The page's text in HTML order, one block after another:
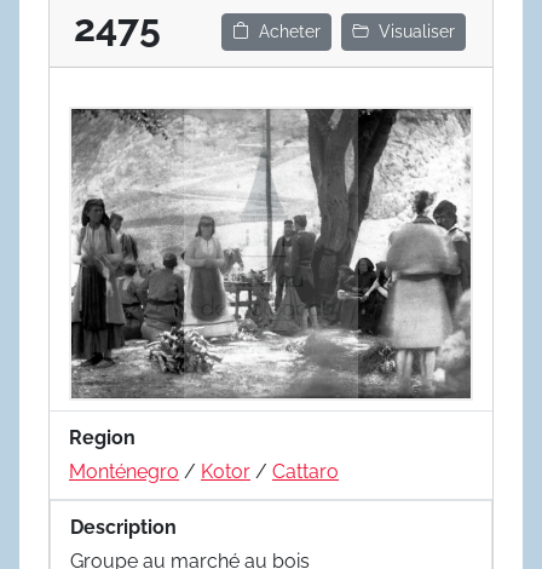
2475 Acheter Visualiser
Region
Monténegro / Kotor / Cattaro
Description
Groupe au marché au bois